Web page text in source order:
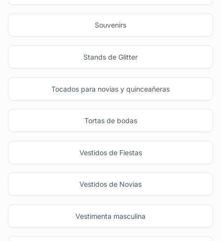
Souvenirs
Stands de Glitter
Tocados para novias y quinceañeras
Tortas de bodas
Vestidos de Fiestas
Vestidos de Novias
Vestimenta masculina